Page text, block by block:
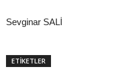
Sevginar SALİ
ETİKETLER